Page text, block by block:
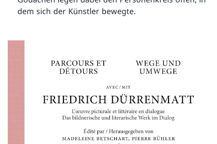
dem sich der Künstler bewegte.